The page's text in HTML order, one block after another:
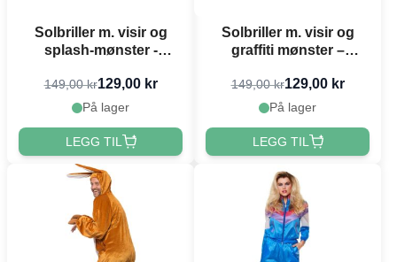
Solbriller m. visir og
splash-mønster -
149,00 kr129,00 kr
På lager
LEGG TIL
Solbriller m. visir og
graffiti mønster –
149,00 kr129,00 kr
På lager
LEGG TIL